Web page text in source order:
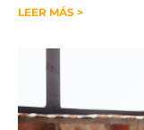
LEER MÁS >